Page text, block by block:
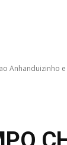
Anhanduizinho